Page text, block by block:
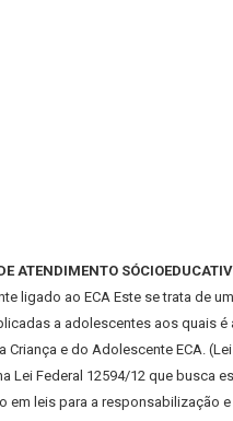
ATENDIMENTO
ligado ao ECA Este se trata de
a adolescentes aos quais é
e do Adolescente ECA.
Lei Federal 12594/12 que busca
leis para a responsabilização